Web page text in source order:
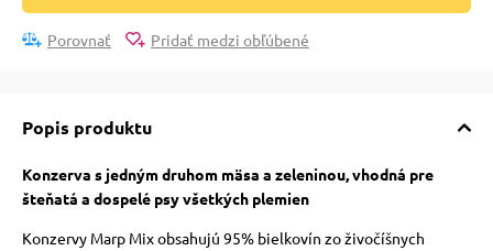
Porovnať Pridať medzi obľúbené
Popis produktu
Konzerva s jedným druhom mäsa a zeleninou, vhodná pre
šteňatá a dospelé psy všetkých plemien
Konzervy Marp Mix obsahujú 95% bielkovín zo živočíšnych